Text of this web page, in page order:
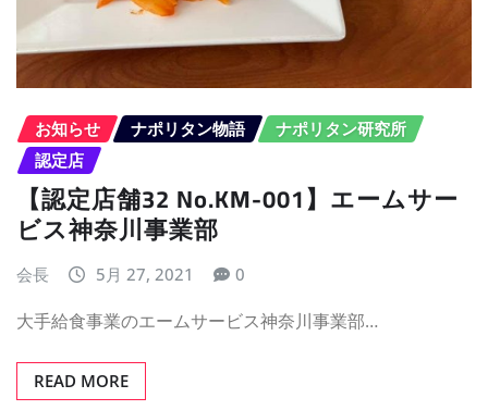
お知らせ ナポリタン物語
ナポリタン研究所
認定店
【認定店舗32 No.KM-001】エームサー
ビス神奈川事業部
会長 5月 27, 2021 0
大手給食事業のエームサービス神奈川事業部…
READ MORE